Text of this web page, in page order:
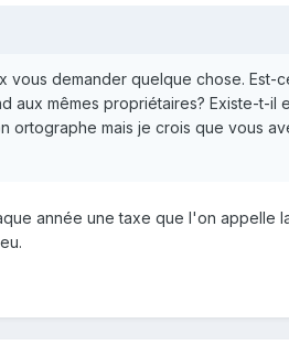
vous demander quelque chose.
aux mêmes propriétaires? Existe-t-
ortographe mais je crois que vous
année une taxe que l'on appelle